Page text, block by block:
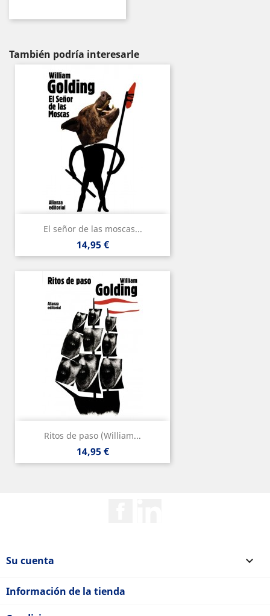
También podría interesarle
El señor de las moscas...
Precio
14,95 €
Ritos de paso (William...
Precio
14,95 €
Su cuenta 
Información de la tienda